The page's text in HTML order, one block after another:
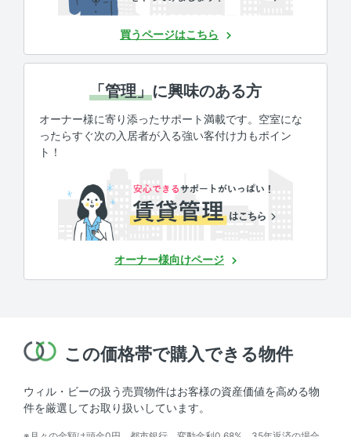
買うページはこちら
「管理」に興味のある方
オーナー様に寄り添ったサポート満載です。空室にな
ったらすぐ次の入居者が入る強い客付け力もポイン
ト！
オーナー様向けページ
この価格帯で購入できる物件
ウィル・ビーの扱う売買物件はお客様の資産価値を高める物
件を厳選してお取り扱いしています。